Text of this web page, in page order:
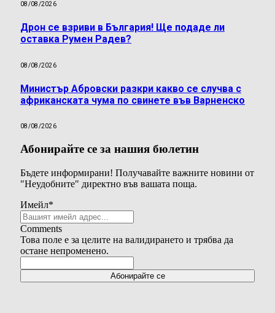
08/08/2026
Дрон се взриви в България! Ще подаде ли
оставка Румен Радев?
08/08/2026
Министър Абровски разкри какво се случва с
африканската чума по свинете във Варненско
08/08/2026
Абонирайте се за нашия бюлетин
Бъдете информирани! Получавайте важните новини от
"Неудобните" директно във вашата поща.
Имейл*
Comments
Това поле е за целите на валидирането и трябва да
остане непроменено.